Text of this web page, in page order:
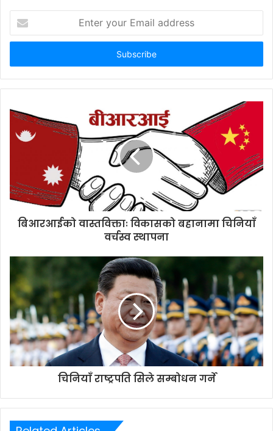
t
r
y
l
a
s
बिआरआईको वास्तविक्ताः विकासको बहानामा चिनियाँ
वर्चस्व स्थापना
चिनियाँ राष्ट्रपति सिले सम्बोधन गर्ने